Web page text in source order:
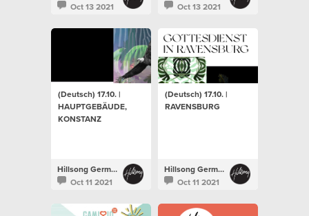
Oct 13 2021
Oct 13 2021
(Deutsch) 17.10. |
HAUPTGEBÄUDE,
KONSTANZ
Hillsong Germany
Oct 11 2021
(Deutsch) 17.10. |
RAVENSBURG
Hillsong Germany
Oct 11 2021